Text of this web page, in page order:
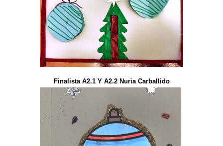
Finalista A2.1 Y A2.2 Nuria Carballido